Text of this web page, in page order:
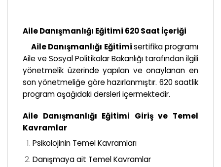
Aile Danışmanlığı Eğitimi 620 Saat İçeriği
Aile Danışmanlığı Eğitimisertifika programı
Aile ve Sosyal Politikalar Bakanlığı tarafından ilgili
yönetmelik üzerinde yapılan ve onaylanan en
son yönetmeliğe göre hazırlanmıştır. 620 saatlik
program aşağıdaki dersleri içermektedir.
Aile Danışmanlığı Eğitimi Giriş ve Temel
Kavramlar
Psikolojinin Temel Kavramları
Danışmaya ait Temel Kavramlar